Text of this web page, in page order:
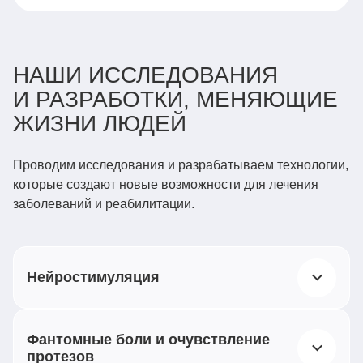
НАШИ ИССЛЕДОВАНИЯ
И РАЗРАБОТКИ, МЕНЯЮЩИЕ
ЖИЗНИ ЛЮДЕЙ
Проводим исследования и разрабатываем технологии,
которые создают новые возможности для лечения
заболеваний и реабилитации.
Нейростимуляция
Воздействуем слабыми электрическими
импульсами на нервную систему при терапии
Фантомные боли и очувствление
протезов